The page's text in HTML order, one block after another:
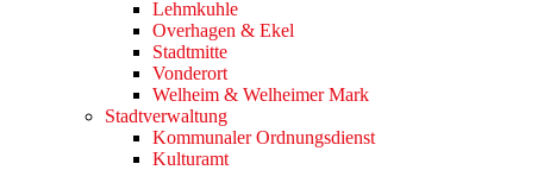
Lehmkuhle
Overhagen & Ekel
Stadtmitte
Vonderort
Welheim & Welheimer Mark
Stadtverwaltung
Kommunaler Ordnungsdienst
Kulturamt